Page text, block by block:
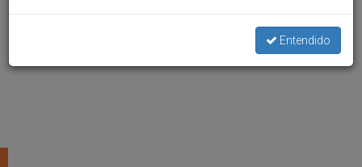
Entendido